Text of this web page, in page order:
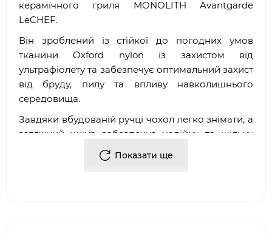
керамічного гриля MONOLITH Avantgarde
LeCHEF.
Він зроблений із стійкої до погодних умов
тканини Oxford nylon із захистом від
ультрафіолету та забезпечує оптимальний захист
від бруду, пилу та впливу навколишнього
середовища.
Завдяки вбудованій ручці чохол легко знімати, а
затяжний шнур забезпечує надійну та щільну
Показати ще